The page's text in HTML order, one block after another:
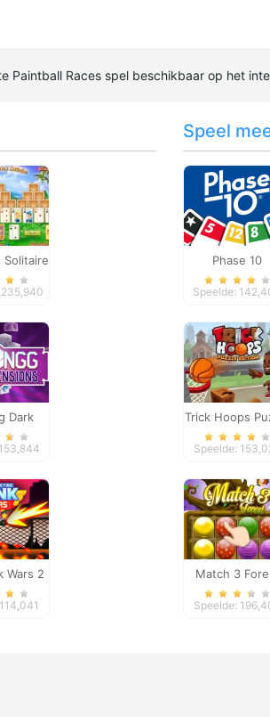
Paintball Races spel beschikbaar op het
Solitaire
Dark
Wars 2
Speel
Phase 10
Speelde:
Trick Hoops
Edition
Speelde:
Match 3
Speelde: